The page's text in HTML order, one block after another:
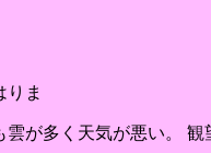
りま
が多く天気が悪い。 観